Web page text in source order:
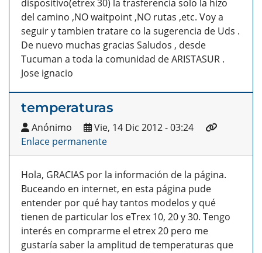
dispositivo(etrex 30) la trasferencia solo la hizo
del camino ,NO waitpoint ,NO rutas ,etc. Voy a
seguir y tambien tratare co la sugerencia de Uds .
De nuevo muchas gracias Saludos , desde
Tucuman a toda la comunidad de ARISTASUR .
Jose ignacio
temperaturas
Anónimo
Vie, 14 Dic 2012 - 03:24
Enlace permanente
Hola, GRACIAS por la información de la página.
Buceando en internet, en esta página pude
entender por qué hay tantos modelos y qué
tienen de particular los eTrex 10, 20 y 30. Tengo
interés en comprarme el etrex 20 pero me
gustaría saber la amplitud de temperaturas que